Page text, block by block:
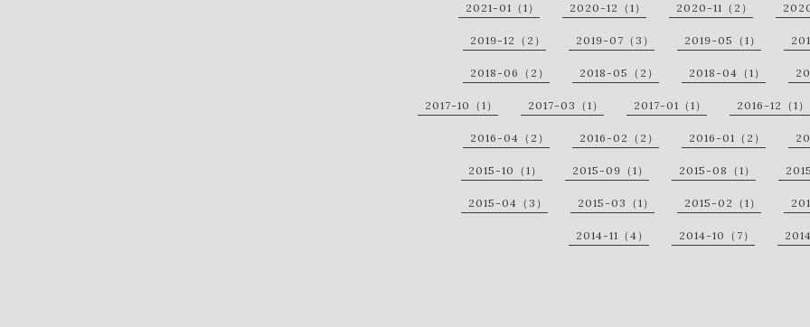
2021-01（1） 2020-12（1） 2020-11（2）
2019-12（2） 2019-07（3） 2019-05（1）
2018-06（2） 2018-05（2） 2018-04（1）
2017-10（1） 2017-03（1） 2017-01（1） 2016-12（1）
2016-04（2） 2016-02（2） 2016-01（2）
2015-10（1） 2015-09（1） 2015-08（1）
2015-04（3） 2015-03（1） 2015-02（1）
2014-11（4） 2014-10（7）